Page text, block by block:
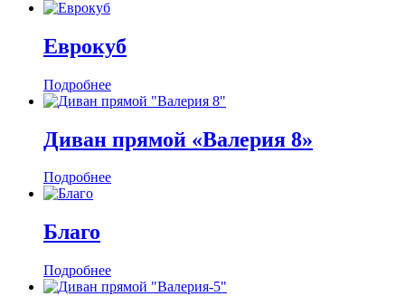
Еврокуб
Подробнее
Диван прямой «Валерия 8»
Подробнее
Благо
Подробнее